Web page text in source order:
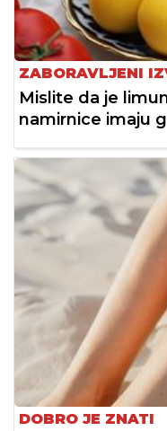
ZABORAVLJENI
Mislite da je
namirnice imaju
DOBRO JE ZNATI